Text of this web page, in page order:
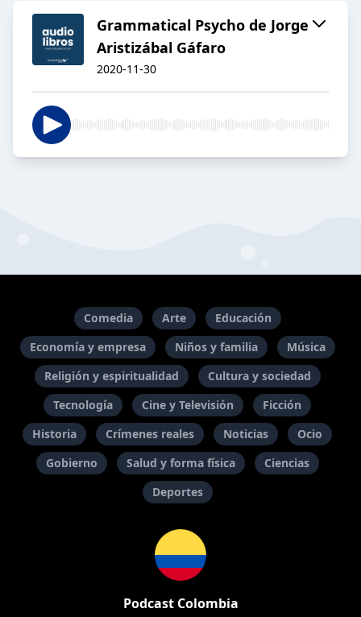
Grammatical Psycho de Jorge
Aristizábal Gáfaro
2020-11-30
Comedia Arte
Educación
Economía y empresa
Niños y familia
Música
Religión y espiritualidad
Cultura y sociedad
Tecnología
Cine y Televisión
Ficción
Historia
Crímenes reales Noticias
Ocio
Gobierno
Salud y forma física
Ciencias
Deportes
Podcast Colombia